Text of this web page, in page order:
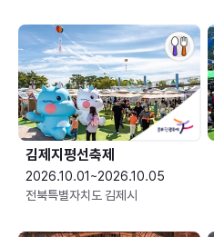
김제지평선축제
2026.10.01~2026.10.05
전북특별자치도 김제시